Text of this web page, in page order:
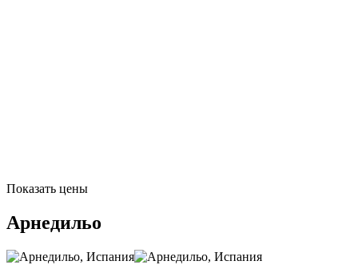
Показать цены
Арнедильо